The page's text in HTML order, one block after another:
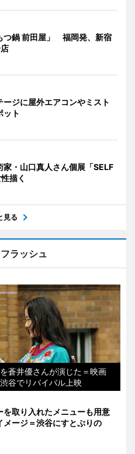
つ鍋 前田屋」 福岡発、新宿
ージに屋外エアコンやミスト
ット
家・山口真人さん個展「SELF
描く
見る
ラッシュ
蒼井優さんが演じた＝映画
谷でリバイバル上映
を取り入れたメニューも用意
メージ＝渋谷にすとぷりの